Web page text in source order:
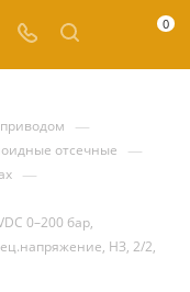
0
—
отсечные —
—
0–200 бар,
НЗ, 2/2,